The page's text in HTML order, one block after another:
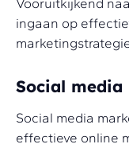
Vooruitkijkend
ingaan op
Social
Social media
effectieve online